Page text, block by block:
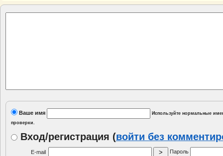
Ваше имя
Используйте нормальные
проверки.
Вход/регистрация (войти без
E-mail Пароль